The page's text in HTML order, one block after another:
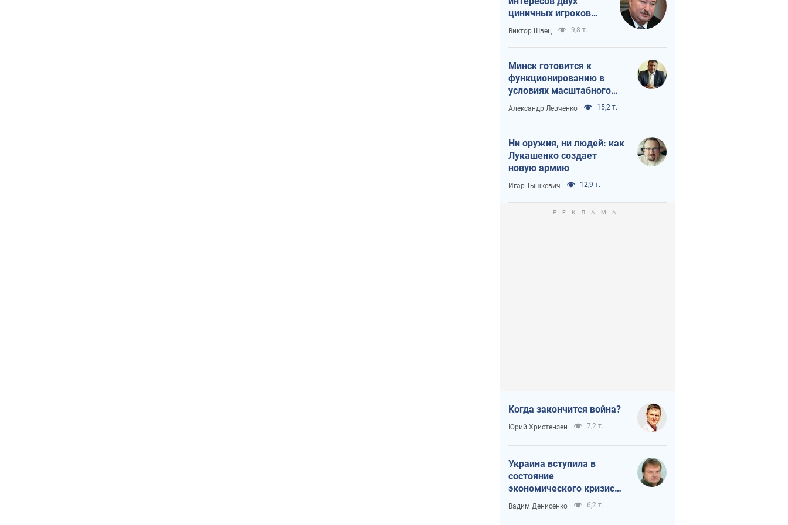
циничных игроков
или тайный план
Трампа и Путина?
Виктор Швец 9,8 т.
Минск готовится к
функционированию в
условиях масштабного
военного кризиса
Александр Левченко 15,2 т.
Ни оружия, ни людей: как
Лукашенко создает
новую армию
Игар Тышкевич 12,9 т.
Когда закончится война?
Юрий Христензен 7,2 т.
Украина вступила в
состояние
экономического кризиса.
Есть ли свет в конце
туннеля?
Вадим Денисенко 6,2 т.